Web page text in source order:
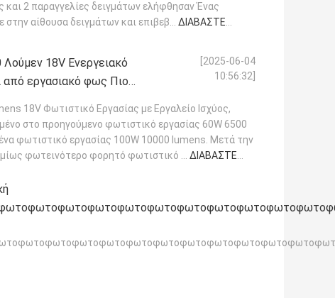
και 2 παραγγελίες δειγμάτων ελήφθησαν Ένας
αίθουσα δειγμάτων και επιβεβ... ΔΙΑΒΆΣΤΕ
18V Ενεργειακό
από εργασιακό φως Πιο
[2025-06-04
10:56:32]
18V Φωτιστικό Εργασίας με Εργαλείο Ισχύος,
στο προηγούμενο φωτιστικό εργασίας 60W 6500
φωτιστικό εργασίας 100W 10000 lumens. Μετά την
φωτεινότερο φορητό φωτιστικό ... ΔΙΑΒΆΣΤΕ